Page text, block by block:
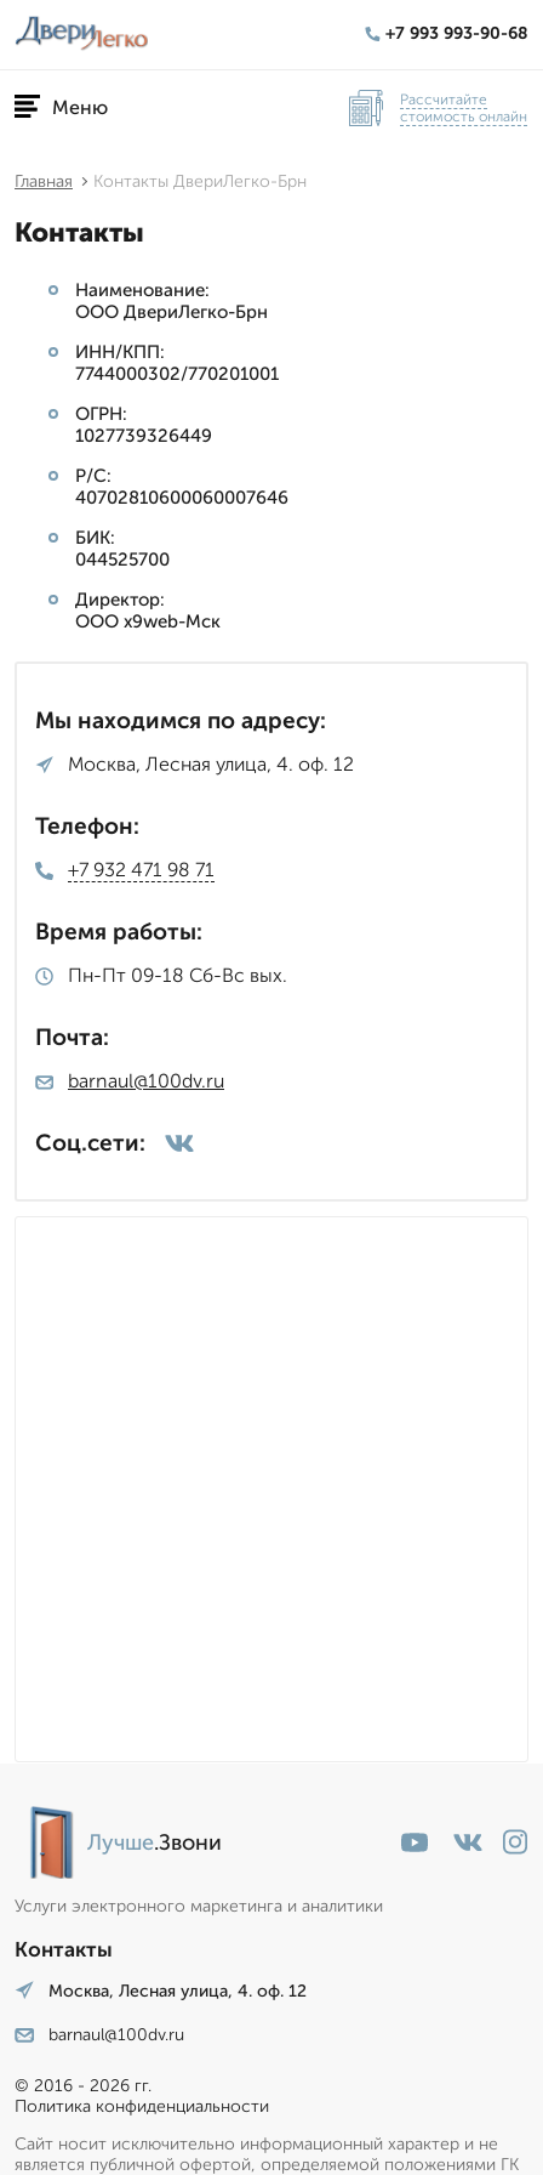
+7 993 993-90-68
Меню
Рассчитайте
стоимость онлайн
Главная Контакты ДвериЛегко-Брн
Контакты
Наименование:
ООО ДвериЛегко-Брн
ИНН/КПП:
7744000302/770201001
ОГРН:
1027739326449
Р/С:
40702810600060007646
БИК:
044525700
Директор:
ООО x9web-Мск
Мы находимся по адресу:
Москва, Лесная улица, 4. оф. 12
Телефон:
+7 932 471 98 71
Время работы:
Пн-Пт 09-18 Сб-Вс вых.
Почта:
barnaul@100dv.ru
Соц.сети:
Лучше.Звони
Услуги электронного маркетинга и аналитики
Контакты
Москва, Лесная улица, 4. оф. 12
barnaul@100dv.ru
© 2016 - 2026 гг.
Политика конфиденциальности
Сайт носит исключительно информационный характер и не
является публичной офертой, определяемой положениями ГК